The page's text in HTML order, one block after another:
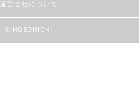
運営会社について
© HOBONICHI